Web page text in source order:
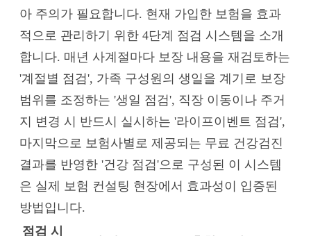
아 주의가 필요합니다. 현재 가입한 보험을 효과
적으로 관리하기 위한 4단계 점검 시스템을 소개
합니다. 매년 사계절마다 보장 내용을 재검토하는
'계절별 점검', 가족 구성원의 생일을 계기로 보장
범위를 조정하는 '생일 점검', 직장 이동이나 주거
지 변경 시 반드시 실시하는 '라이프이벤트 점검',
마지막으로 보험사별로 제공되는 무료 건강검진
결과를 반영한 '건강 점검'으로 구성된 이 시스템
은 실제 보험 컨설팅 현장에서 효과성이 입증된
방법입니다.
점검 시